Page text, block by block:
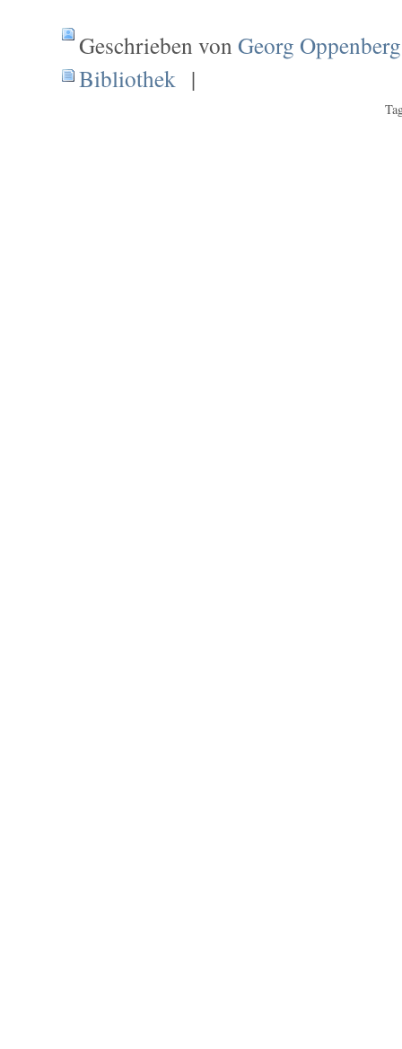
Geschrieben vonGeorg Oppenberg
Bibliothek |